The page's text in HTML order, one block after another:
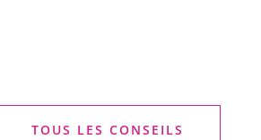
TOUS LES CONSEILS